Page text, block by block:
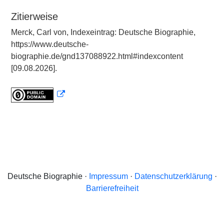
Zitierweise
Merck, Carl von, Indexeintrag: Deutsche Biographie,
https://www.deutsche-
biographie.de/gnd137088922.html#indexcontent
[09.08.2026].
Deutsche Biographie · Impressum· Datenschutzerklärung ·
Barrierefreiheit